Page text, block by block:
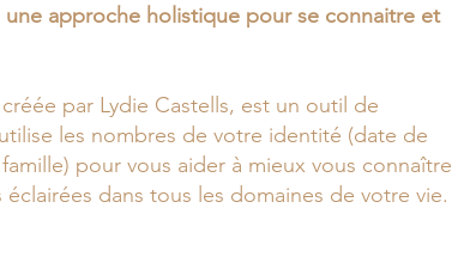
approche holistique pour se connaitre et
par Lydie Castells, est un outil de
les nombres de votre identité (date de
pour vous aider à mieux vous connaître
dans tous les domaines de votre vie.